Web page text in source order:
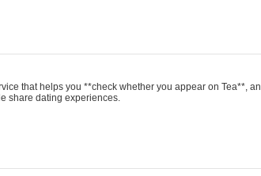
that helps you **check whether you appear on Tea**, an
share dating experiences.